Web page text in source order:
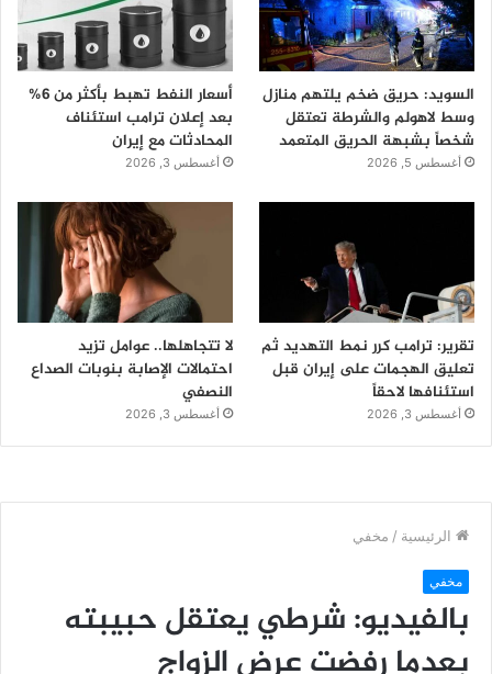
السويد: حريق ضخم يلتهم منازل
وسط لاهولم والشرطة تعتقل
شخصاً بشبهة الحريق المتعمد
أغسطس 5, 2026
أسعار النفط تهبط بأكثر من 6%
بعد إعلان ترامب استئناف
المحادثات مع إيران
أغسطس 3, 2026
تقرير: ترامب كرر نمط التهديد ثم
تعليق الهجمات على إيران قبل
استئنافها لاحقاً
أغسطس 3, 2026
لا تتجاهلها.. عوامل تزيد
احتمالات الإصابة بنوبات الصداع
النصفي
أغسطس 3, 2026